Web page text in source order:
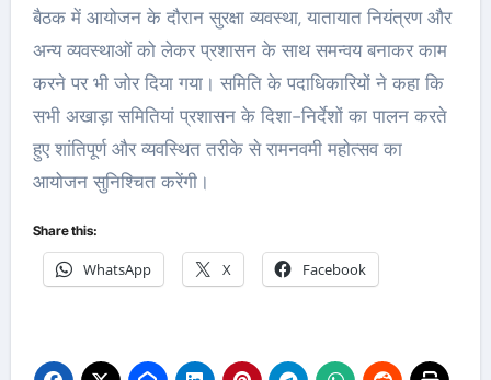
बैठक में आयोजन के दौरान सुरक्षा व्यवस्था, यातायात नियंत्रण और
अन्य व्यवस्थाओं को लेकर प्रशासन के साथ समन्वय बनाकर काम
करने पर भी जोर दिया गया। समिति के पदाधिकारियों ने कहा कि
सभी अखाड़ा समितियां प्रशासन के दिशा-निर्देशों का पालन करते
हुए शांतिपूर्ण और व्यवस्थित तरीके से रामनवमी महोत्सव का
आयोजन सुनिश्चित करेंगी।
Share this:
WhatsApp X Facebook